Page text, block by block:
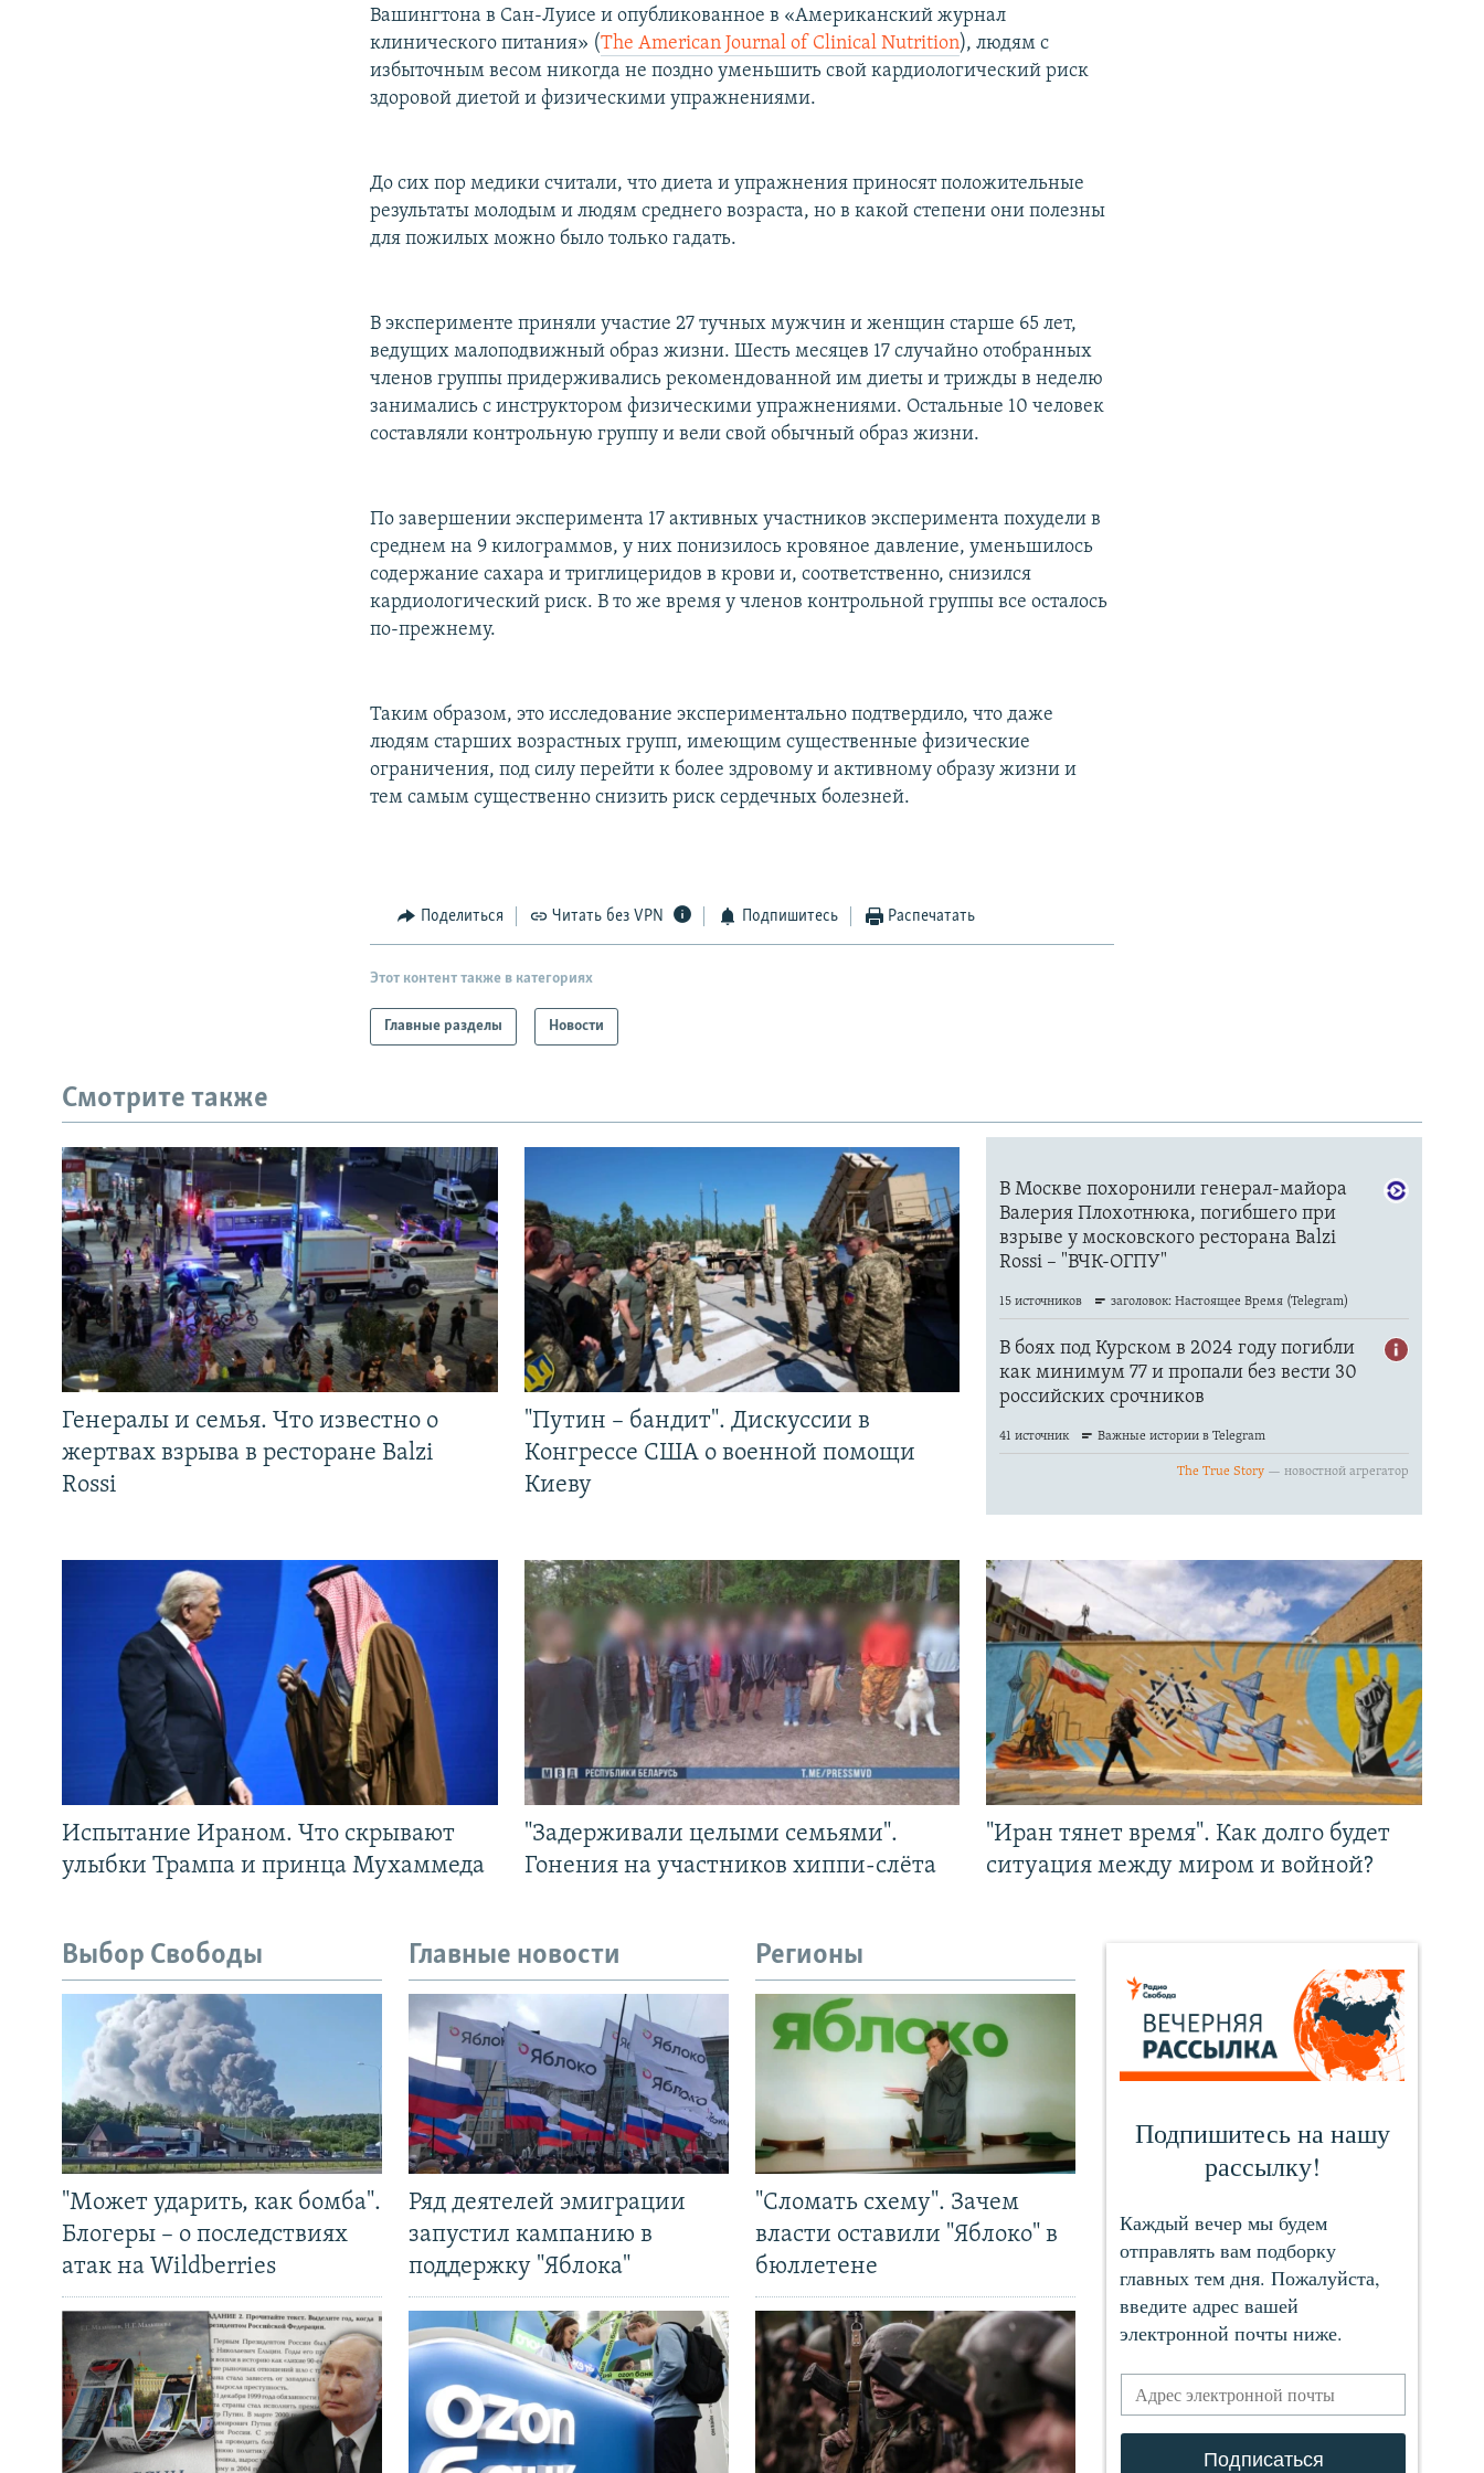
Вашингтона в Сан-Луисе и опубликованное в «Американский журнал
клинического питания» (The American Journal of Clinical Nutrition), людям с
избыточным весом никогда не поздно уменьшить свой кардиологический риск
здоровой диетой и физическими упражнениями.
До сих пор медики считали, что диета и упражнения приносят положительные
результаты молодым и людям среднего возраста, но в какой степени они полезны
для пожилых можно было только гадать.
В эксперименте приняли участие 27 тучных мужчин и женщин старше 65 лет,
ведущих малоподвижный образ жизни. Шесть месяцев 17 случайно отобранных
членов группы придерживались рекомендованной им диеты и трижды в неделю
занимались с инструктором физическими упражнениями. Остальные 10 человек
составляли контрольную группу и вели свой обычный образ жизни.
По завершении эксперимента 17 активных участников эксперимента похудели в
среднем на 9 килограммов, у них понизилось кровяное давление, уменьшилось
содержание сахара и триглицеридов в крови и, соответственно, снизился
кардиологический риск. В то же время у членов контрольной группы все осталось
по-прежнему.
Таким образом, это исследование экспериментально подтвердило, что даже
людям старших возрастных групп, имеющим существенные физические
ограничения, под силу перейти к более здровому и активному образу жизни и
тем самым существенно снизить риск сердечных болезней.
Поделиться Читать без VPN Подпишитесь Распечатать
Этот контент также в категориях
Главные разделы Новости
Смотрите также
Генералы и семья. Что известно о
жертвах взрыва в ресторане Balzi
Rossi
"Путин – бандит". Дискуссии в
Конгрессе США о военной помощи
Киеву
Испытание Ираном. Что скрывают
улыбки Трампа и принца Мухаммеда
"Задерживали целыми семьями".
Гонения на участников хиппи-слёта
"Иран тянет время". Как долго будет
ситуация между миром и войной?
Выбор Свободы
"Может ударить, как бомба".
Блогеры – о последствиях
атак на Wildberries
Главные новости
Ряд деятелей эмиграции
запустил кампанию в
поддержку "Яблока"
Регионы
"Сломать схему". Зачем
власти оставили "Яблоко" в
бюллетене